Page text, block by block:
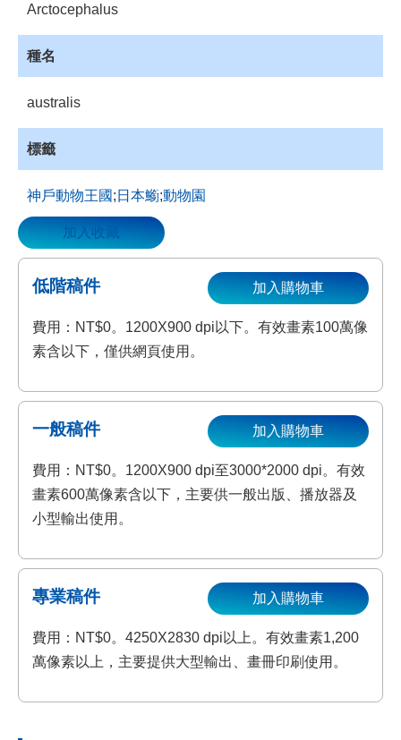
藏
登
Arctocephalus
種名
australis
標籤
神戶動物王國; 日本䲗;動物園
加入收藏
低階稿件
費用：NT$0。1200X900 dpi以下。有效畫素100萬像
素含以下，僅供網頁使用。
加入購物車
一般稿件
費用：NT$0。1200X900 dpi至3000*2000 dpi。有效
畫素600萬像素含以下，主要供一般出版、播放器及
小型輸出使用。
加入購物車
專業稿件
費用：NT$0。4250X2830 dpi以上。有效畫素1,200
萬像素以上，主要提供大型輸出、畫冊印刷使用。
加入購物車